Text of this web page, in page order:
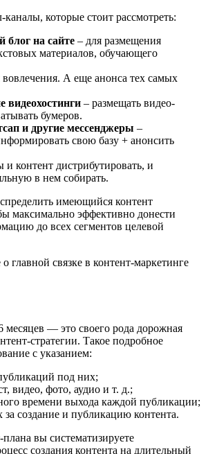
которые стоит рассмотреть:
блог на сайте – для размещения
материалов, обучающего
вовлечения. А еще анонса тех самых
видеохостинги – размещать видео-
бумеров.
и другие мессенджеры –
свою базу + анонсить
и контент дистрибутировать, и
в нем собирать.
имеющийся контент
максимально эффективно донести
до всех сегментов целевой
главной связке в контент-маркетинге
месяцев — это своего рода дорожная
стратегии. Такое подробное
с указанием:
под них;
видео, фото, аудио и т. д.;
времени выхода каждой публикации;
за создание и публикацию контента.
вы систематизируете
создания контента на длительный